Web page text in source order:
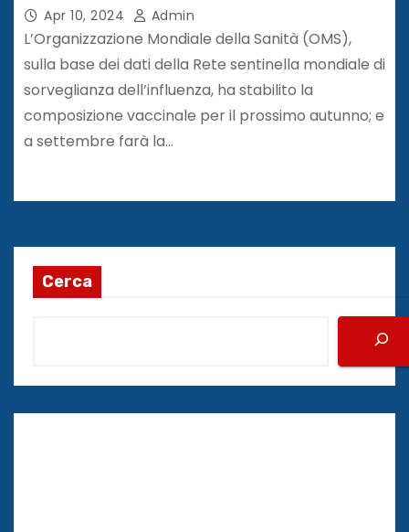
Apr 10, 2024 Admin
L’Organizzazione Mondiale della Sanità (OMS),
sulla base dei dati della Rete sentinella mondiale di
sorveglianza dell’influenza, ha stabilito la
composizione vaccinale per il prossimo autunno; e
a settembre farà la…
Cerca